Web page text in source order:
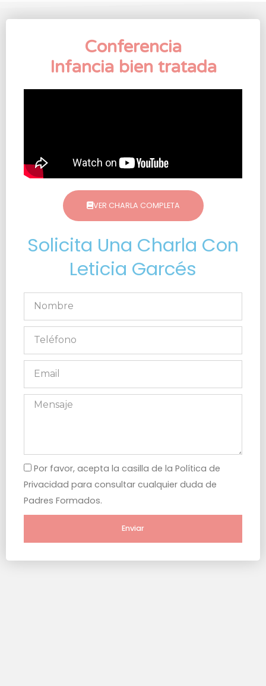
Conferencia
Infancia bien tratada
VER CHARLA COMPLETA
Solicita Una Charla Con
Leticia Garcés
Por favor, acepta la casilla de la Política de
Privacidad para consultar cualquier duda de
Padres Formados.
Enviar